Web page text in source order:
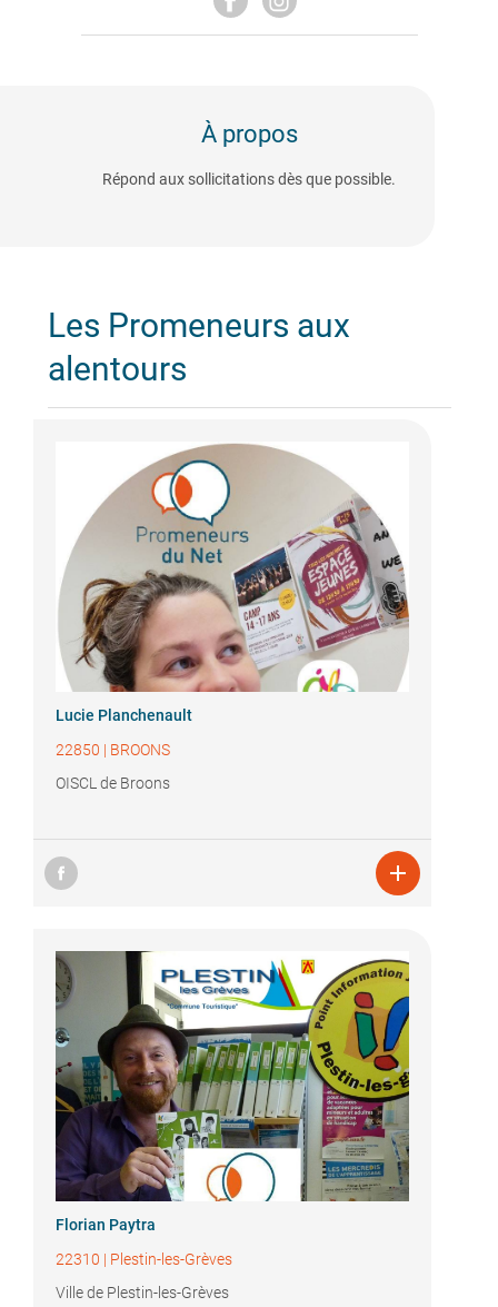
À propos
Répond aux sollicitations dès que possible.
Les Promeneurs aux
alentours
Lucie Planchenault
22850 | BROONS
OISCL de Broons

Florian Paytra
22310 | Plestin-les-Grèves
Ville de Plestin-les-Grèves